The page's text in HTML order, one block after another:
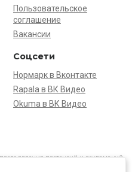
Пользовательское
соглашение
Вакансии
Соцсети
Нормарк в Вконтакте
Rapala в ВК Видео
Okuma в ВК Видео
претензий и рекламаций,